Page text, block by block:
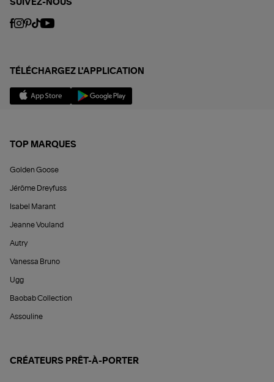
SUIVEZ-NOUS
TÉLÉCHARGEZ L'APPLICATION
TOP MARQUES
Golden Goose
Jérôme Dreyfuss
Isabel Marant
Jeanne Vouland
Autry
Vanessa Bruno
Ugg
Baobab Collection
Assouline
CRÉATEURS PRÊT-À-PORTER